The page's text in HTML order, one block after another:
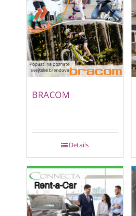
BRACOM
Details